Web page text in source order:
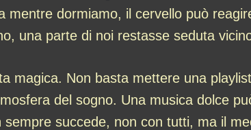
mentre dormiamo, il cervello può
una parte di noi restasse seduta
magica. Non basta mettere una
del sogno. Una musica dolce
succede, non con tutti, ma il